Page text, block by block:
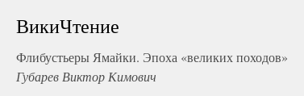
ВикиЧтение
Флибустьеры Ямайки. Эпоха «великих походов»
Губарев Виктор Кимович